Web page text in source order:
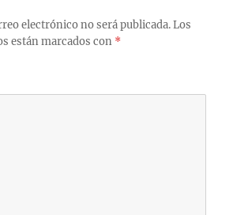
electrónico no será publicada. Los
están marcados con *